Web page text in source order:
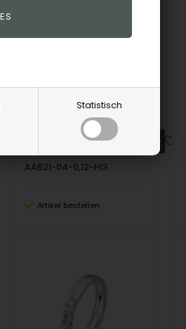
Statistisch
Aagaard
EUR
AA621-04-0,12-HG
Artikel bestellen